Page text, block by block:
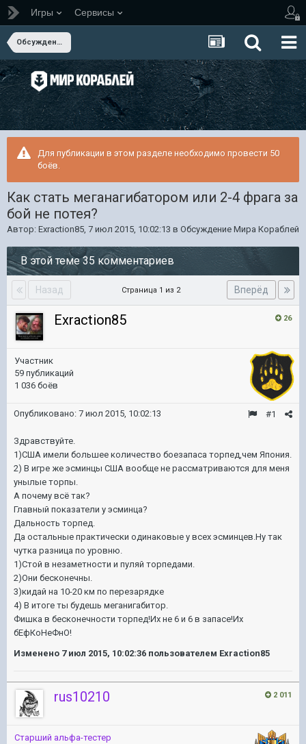
Игры Сервисы
Обсуждение Мира Кораблей
Для публикации в этом разделе необходимо провести 50
боёв.
Как стать меганагибатором или 2-4 фрага за
бой не потея?
Автор: Exraction85, 7 июл 2015, 10:02:13 в Обсуждение Мира Кораблей
В этой теме 35 комментариев
Назад Вперёд
Страница 1 из 2
26
Exraction85
Участник
59 публикаций
1 036 боёв
#1
Опубликовано: 7 июл 2015, 10:02:13
Здравствуйте.
1)США имели большее количество боезапаса торпед,чем Япония.
2) В игре же эсминцы США вообще не рассматриваются для меня
унылые торпы.
А почему всё так?
Главный показатели у эсминца?
Дальность торпед.
Да остальные практически одинаковые у всех эсминцев.Ну так
чутка разница по уровню.
1)Стой в незаметности и пуляй торпедами.
2)Они бесконечны.
3)кидай на 10-20 км по перезарядке
4) В итоге ты будешь меганигабитор.
Фишка в бесконечности торпед!Их не 6 и 6 в запасе!Их
бЕфКоНеФнО!
Изменено 7 июл 2015, 10:02:36 пользователем Exraction85
2 011
rus10210
Старший альфа-тестер